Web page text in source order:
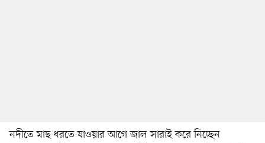
নদীতে মাছ ধরতে যাওয়ার আগে জাল সারাই করে নিচ্ছেন